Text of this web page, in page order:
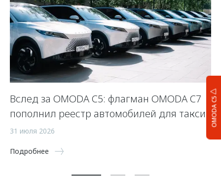
OMODA C5
Вслед за OMODA C5: флагман OMODA C7
пополнил реестр автомобилей для такси
31 июля 2026
Подробнее